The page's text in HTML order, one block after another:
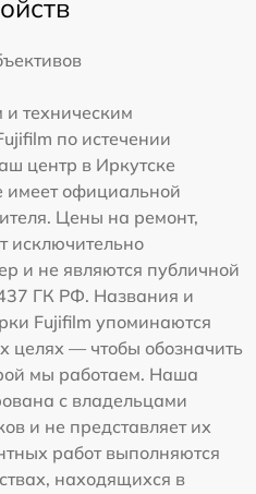
техническим
по истечении
центр в Иркутске
имеет официальной
Цены на ремонт,
исключительно
и не являются публичной
ГК РФ. Названия и
Fujifilm упоминаются
целях — чтобы обозначить
мы работаем. Наша
с владельцами
и не представляет их
работ выполняются
находящихся в